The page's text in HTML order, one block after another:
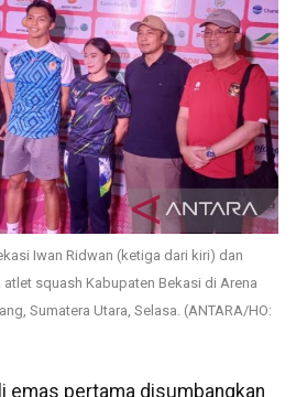
Iwan Ridwan (ketiga dari kiri) dan
squash Kabupaten Bekasi di Arena
Sumatera Utara, Selasa. (ANTARA/HO:
emas pertama disumbangkan